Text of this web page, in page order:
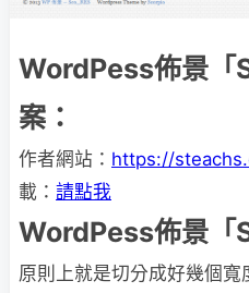
WordPess佈景「
案：
作者網站： https://
載： 請點我
WordPess佈景「
原則上就是切分成好幾個